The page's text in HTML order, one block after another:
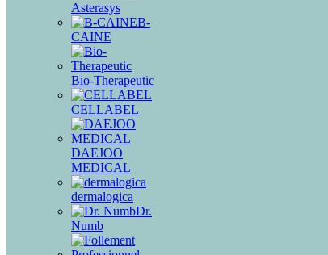
Asterasys
B-
CAINE
Bio-Therapeutic
CELLABEL
DAEJOO
MEDICAL
dermalogica
Dr.
Numb